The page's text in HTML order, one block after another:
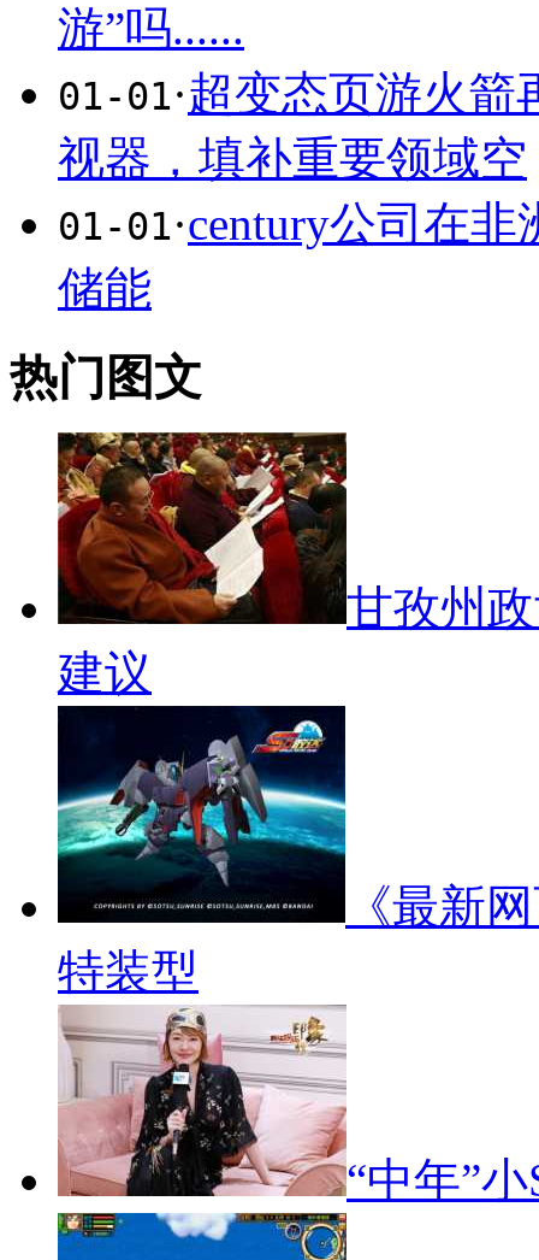
游”吗......
01-01·超变态页游火箭
视器，填补重要领域空
01-01·century公司在
储能
热门图文
甘孜州
建议
《最新
特装型
“中年”